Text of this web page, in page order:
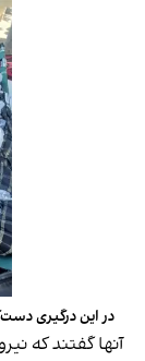
در این درگیری
آنها گفتند که